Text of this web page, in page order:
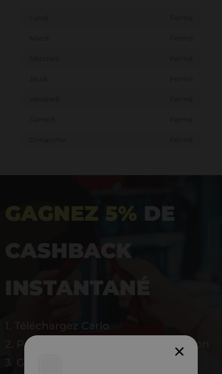
GAGNEZ 5% DE
CASHBACK
INSTANTANÉ
1. Téléchargez Carlo
2. Payez en magasin avec l’application
3. Gagnez instantanément 5 % à